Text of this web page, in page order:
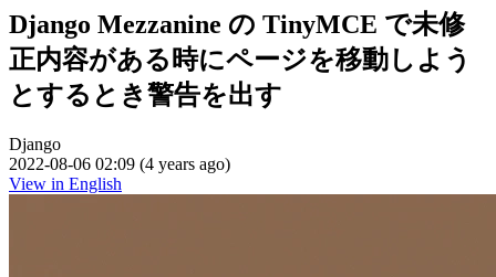
Django Mezzanine の TinyMCE で未修
正内容がある時にページを移動しよう
とするとき警告を出す
Django
2022-08-06 02:09 (4 years ago)
View in English